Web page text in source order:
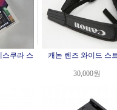
스쿠라 스 캐논 렌즈 와이드 스
30,000원